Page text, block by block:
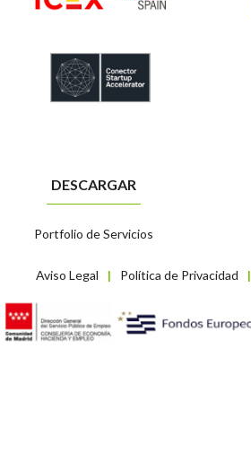
Aviso Legal | Política de Privacidad |
DESCARGAR
Portfolio de Servicios